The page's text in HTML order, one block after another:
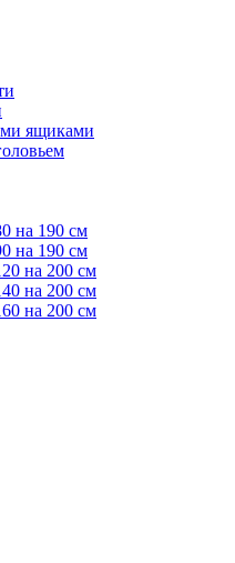
ящиками
на 190 см
на 190 см
на 200 см
на 200 см
на 200 см